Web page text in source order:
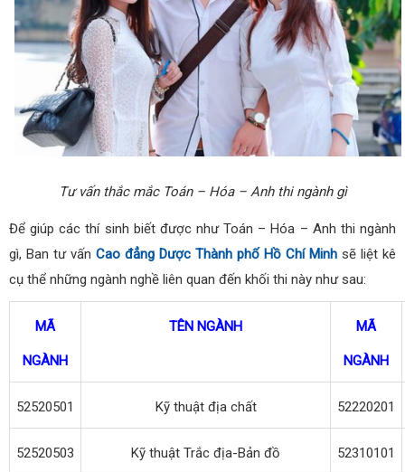
Tư vấn thắc mắc Toán – Hóa – Anh thi ngành gì
Để giúp các thí sinh biết được như Toán – Hóa – Anh thi ngành
gì, Ban tư vấn Cao đẳng Dược Thành phố Hồ Chí Minh sẽ liệt kê
cụ thể những ngành nghề liên quan đến khối thi này như sau:
MÃ
NGÀNH
TÊN NGÀNH MÃ
NGÀNH
52520501 Kỹ thuật địa chất 52220201
52520503 Kỹ thuật Trắc địa-Bản đồ 52310101